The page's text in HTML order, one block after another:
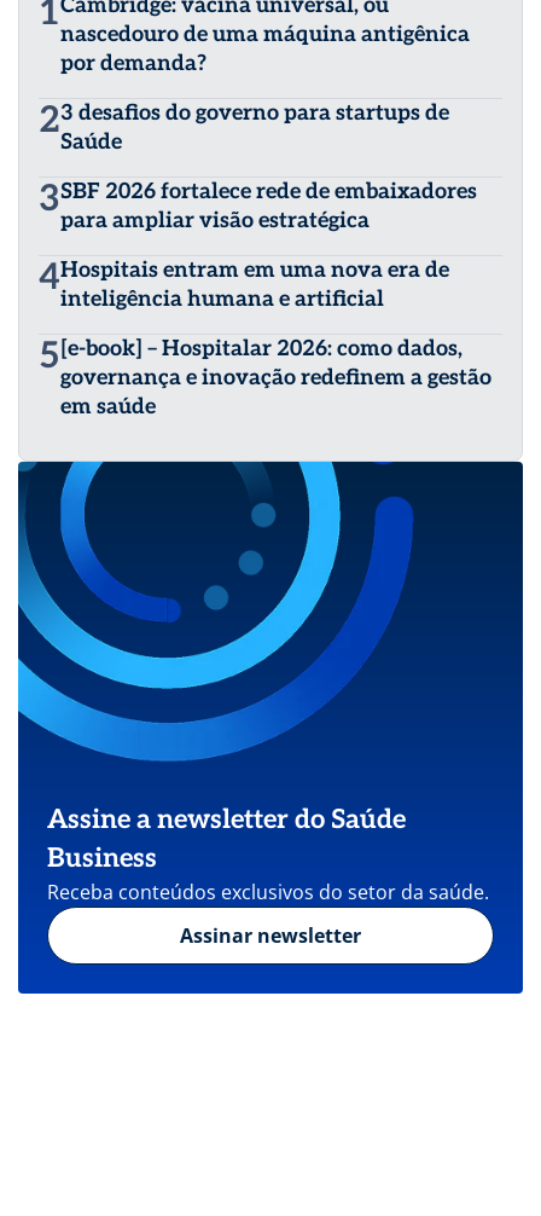
1Cambridge: vacina universal, ou
nascedouro de uma máquina antigênica
por demanda?
23 desafios do governo para startups de
Saúde
3SBF 2026 fortalece rede de embaixadores
para ampliar visão estratégica
4Hospitais entram em uma nova era de
inteligência humana e artificial
5 [e-book] – Hospitalar 2026: como dados,
governança e inovação redefinem a gestão
em saúde
Assine a newsletter do Saúde
Business
Receba conteúdos exclusivos do setor da saúde.
Assinar newsletter